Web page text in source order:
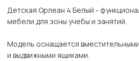
Детская Орлеан 4 Белый -
мебели для зоны учебы и занятий.
Модель оснащается
и выдвижными ящиками.